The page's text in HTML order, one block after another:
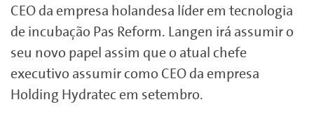
CEO da empresa holandesa líder em tecnologia
de incubação Pas Reform. Langen irá assumir o
seu novo papel assim que o atual chefe
executivo assumir como CEO da empresa
Holding Hydratec em setembro.